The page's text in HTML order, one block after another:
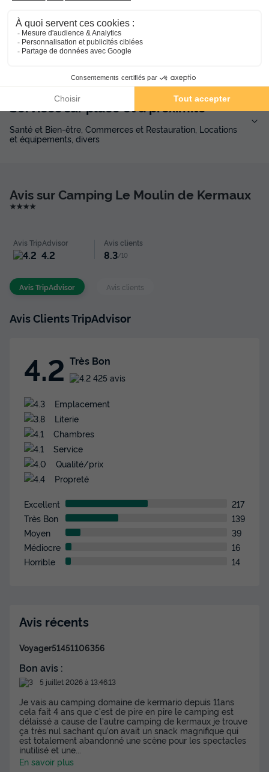
Activités et animations proposées
Espace aquatique, Animations, Sports et Loisirs
Services sur place et à proximité
Santé et Bien-être, Commerces et Restauration, Locations
et équipements, divers
Avis sur Camping Le Moulin de Kermaux
★★★★
Avis TripAdvisor
4.2
Avis clients
8.3/10
Avis TripAdvisor Avis clients
Avis Clients TripAdvisor
4.2 Très Bon
425 avis
Emplacement
Literie
Chambres
Service
Qualité/prix
Propreté
Excellent
217
Très Bon
139
Moyen
39
Médiocre
16
Horrible
14
Avis récents
Voyager51451106356
Bon avis :
5 juillet 2026 à 13:46:13
Je vais au camping domaine de kermario depuis 11ans
cela fait 4 ans que c'est de pire en pire le camping est
délaissé a cause de l'autre camping de kermaux je trouve
ça très nul sachant qu'on avait un snack magnifique qui
est totalement abandonné une scène pour les spectacles
inutilisé et une
En savoir plus